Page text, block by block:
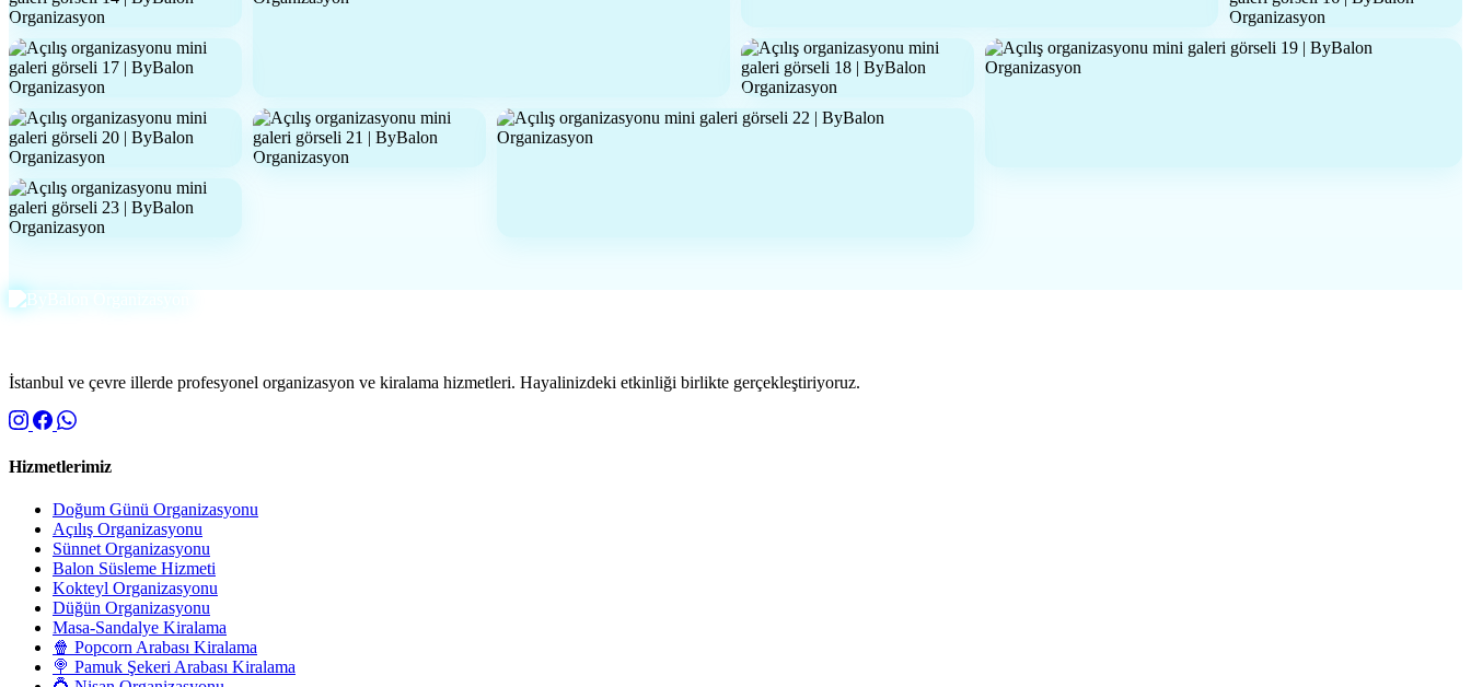
İstanbul ve çevre illerde profesyonel organizasyon ve kiralama hizmetleri. Hayalinizdeki etkinliği birlikte gerçekleştiriyoruz.
Hizmetlerimiz
Doğum Günü Organizasyonu
Açılış Organizasyonu
Sünnet Organizasyonu
Balon Süsleme Hizmeti
Kokteyl Organizasyonu
Düğün Organizasyonu
Masa-Sandalye Kiralama
🍿 Popcorn Arabası Kiralama
🍭 Pamuk Şekeri Arabası Kiralama